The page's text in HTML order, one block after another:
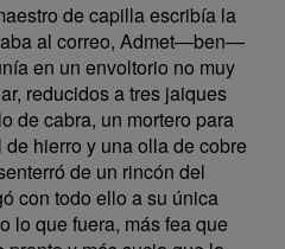
de capilla escribía la
al correo, Admet—ben—
en un envoltorio no muy
reducidos a tres jaiques
de cabra, un mortero para
hierro y una olla de cobre
de un rincón del
con todo ello a su única
lo que fuera, más fea que